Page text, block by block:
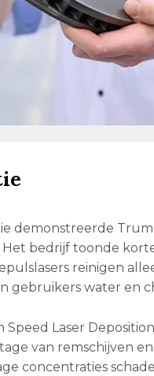
demonstreerde
bedrijf toonde
reinigen
gebruikers water en
​​Laser
van remschijven
concentraties